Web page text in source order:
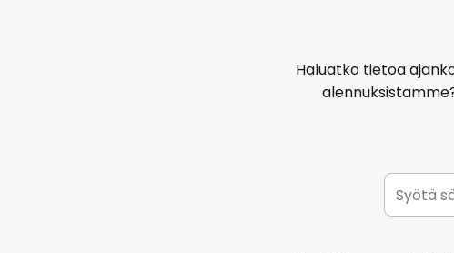
Haluatko tietoa